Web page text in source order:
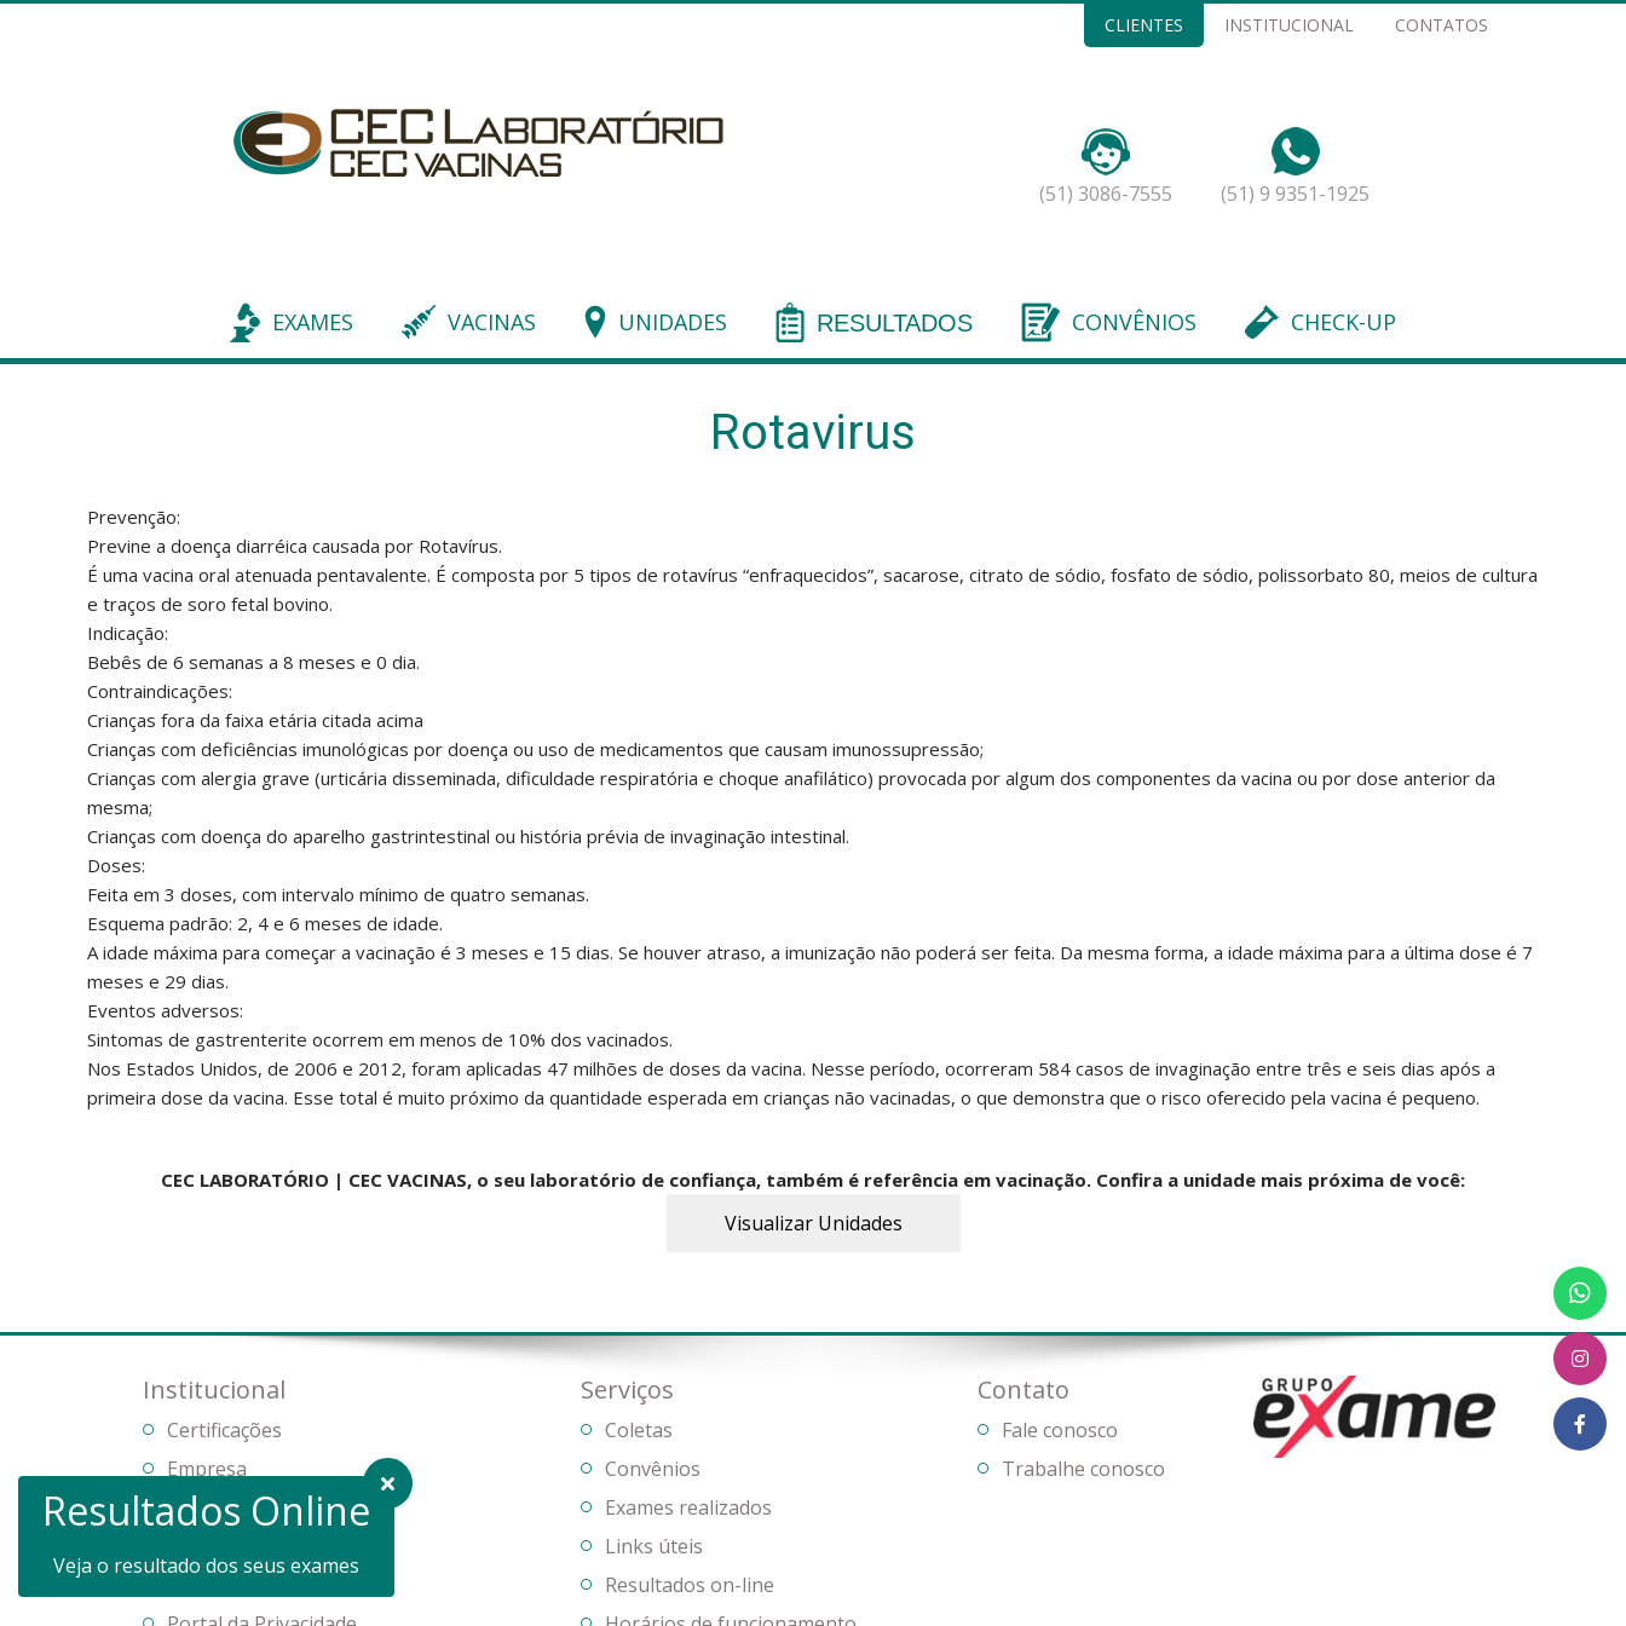
CLIENTES INSTITUCIONAL CONTATOS
(51) 3086-7555 (51) 9 9351-1925
EXAMES VACINAS UNIDADES RESULTADOS CONVÊNIOS CHECK-UP
Rotavirus
Prevenção:
Previne a doença diarréica causada por Rotavírus.
É uma vacina oral atenuada pentavalente. É composta por 5 tipos de rotavírus “enfraquecidos”, sacarose, citrato de sódio, fosfato de sódio, polissorbato 80, meios de cultura
e traços de soro fetal bovino.
Indicação:
Bebês de 6 semanas a 8 meses e 0 dia.
Contraindicações:
Crianças fora da faixa etária citada acima
Crianças com deficiências imunológicas por doença ou uso de medicamentos que causam imunossupressão;
Crianças com alergia grave (urticária disseminada, dificuldade respiratória e choque anafilático) provocada por algum dos componentes da vacina ou por dose anterior da
mesma;
Crianças com doença do aparelho gastrintestinal ou história prévia de invaginação intestinal.
Doses:
Feita em 3 doses, com intervalo mínimo de quatro semanas.
Esquema padrão: 2, 4 e 6 meses de idade.
A idade máxima para começar a vacinação é 3 meses e 15 dias. Se houver atraso, a imunização não poderá ser feita. Da mesma forma, a idade máxima para a última dose é 7
meses e 29 dias.
Eventos adversos:
Sintomas de gastrenterite ocorrem em menos de 10% dos vacinados.
Nos Estados Unidos, de 2006 e 2012, foram aplicadas 47 milhões de doses da vacina. Nesse período, ocorreram 584 casos de invaginação entre três e seis dias após a
primeira dose da vacina. Esse total é muito próximo da quantidade esperada em crianças não vacinadas, o que demonstra que o risco oferecido pela vacina é pequeno.
CEC LABORATÓRIO | CEC VACINAS, o seu laboratório de confiança, também é referência em vacinação. Confira a unidade mais próxima de você:
Visualizar Unidades
Institucional
Certificações
Empresa
Gestão de qualidade
Serviços
Coletas
Convênios
Exames realizados
Links úteis
Resultados on-line
Contato
Fale conosco
Trabalhe conosco
Resultados Online
Veja o resultado dos seus exames